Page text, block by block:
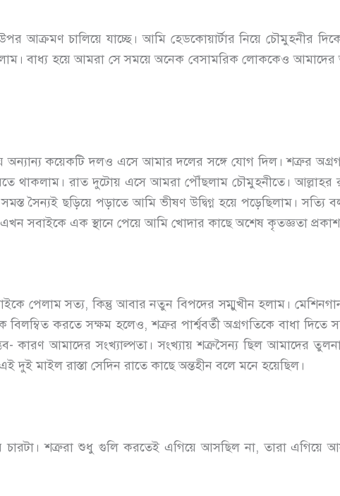
আক্রমণ চালিয়ে যাচ্ছে। আমি হেডকোয়ার্টার নিয়ে চৌমুহনীর
বাধ্য হয়ে আমরা সে সময়ে অনেক বেসামরিক লোককেও আমাদের
অন্যান্য কয়েকটি দলও এসে আমার দলের সঙ্গে যোগ দিল। শত্রুর
থাকলাম। রাত দুটোয় এসে আমরা পৌঁছলাম চৌমুহনীতে।
সৈন্যই ছড়িয়ে পড়াতে আমি ভীষণ উদ্বিগ্ন হয়ে পড়েছিলাম।
সবাইকে এক স্থানে পেয়ে আমি খোদার কাছে অশেষ কৃতজ্ঞতা
পেলাম সত্য, কিন্তু আবার নতুন বিপদের সম্মুখীন হলাম।
বিলম্বিত করতে সক্ষম হলেও, শত্রুর পার্শ্ববর্তী অগ্রগতিকে বাধা
কারণ আমাদের সংখ্যাল্পতা। সংখ্যায় শত্রুসৈন্য ছিল আমাদের
দুই মাইল রাস্তা সেদিন রাতে কাছে অন্তহীন বলে মনে হয়েছিল।
শত্রুরা শুধু গুলি করতেই এগিয়ে আসছিল না, তারা এগিয়ে